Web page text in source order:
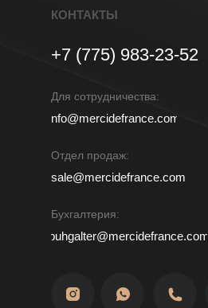
+7 (775) 983-23-52
КОНТАКТЫ
Для сотрудничества:
Отдел продаж:
info@mercidefrance.com
Бухгалтерия:
sale@mercidefrance.com
buhgalter@mercidefrance.com